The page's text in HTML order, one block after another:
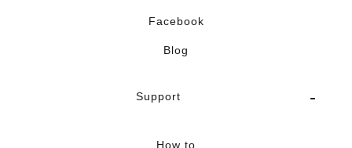
Facebook
Blog
Support
How to